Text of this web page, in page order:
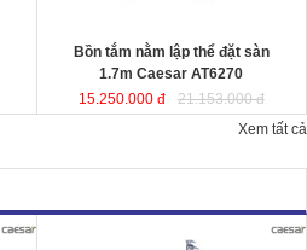
Bồn tắm nằm lập thể đặt sàn
1.7m Caesar AT6270
15.250.000 đ
21.153.000 đ
Xem tất cả
Bộ tủ lavabo 800mm vân gỗ treo